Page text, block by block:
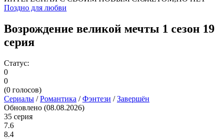
Поздно для любви
Возрождение великой мечты 1 сезон 19
серия
Статус:
0
0
(0 голосов)
Сериалы /Романтика /Фэнтези /Завершён
Обновлено (08.08.2026)
35 серия
7.6
8.4